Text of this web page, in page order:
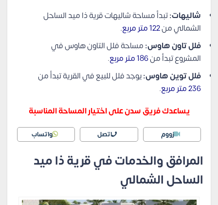
شاليهات:تبدأ مساحة شاليهات قرية ذا ميد الساحل
الشمالي من122 متر مربع
.
فلل تاون هاوس:مساحة فلل التاون هاوس في
المشروع تبدأ من186 متر مربع
.
فلل توين هاوس:يوجد فلل للبيع في القرية تبدأ من
236 متر مربع
.
يساعدك فريق سدن على اختيار المساحة المناسبة
زووم اتصل واتساب
المرافق والخدمات في قرية ذا ميد
الساحل الشمالي